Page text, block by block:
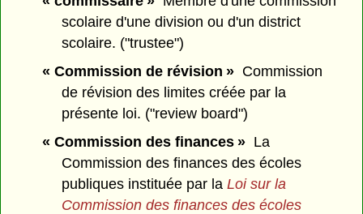
scolaire d'une division ou d'un district
scolaire. ("trustee")
« Commission de révision »Commission
de révision des limites créée par la
présente loi. ("review board")
« Commission des finances »La
Commission des finances des écoles
publiques instituée par laLoi sur la
Commission des finances des écoles